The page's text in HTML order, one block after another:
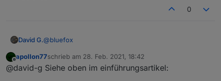
0
David G.@bluefox
Hey,
Offline
apollon77schrieb am 28. Feb. 2021, 18:42
zuletzt editiert von
@david-g Siehe oben im einführungsartikel: